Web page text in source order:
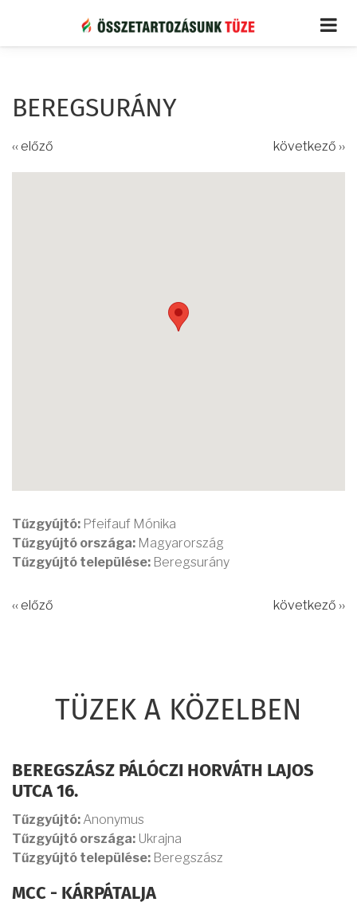
tartalomra
BEREGSURÁNY
‹‹ előző következő ››
Tűzgyújtó: Pfeifauf Mónika
Tűzgyújtó országa: Magyarország
Tűzgyújtó települése: Beregsurány
‹‹ előző következő ››
TÜZEK A KÖZELBEN
BEREGSZÁSZ PÁLÓCZI HORVÁTH LAJOS
UTCA 16.
Tűzgyújtó: Anonymus
Tűzgyújtó országa: Ukrajna
Tűzgyújtó települése: Beregszász
MCC - KÁRPÁTALJA